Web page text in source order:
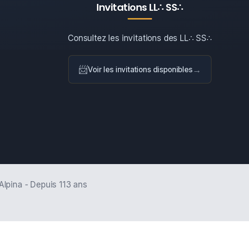
Invitations LL∴ SS∴
Consultez les invitations des LL∴ SS∴
📨Voir les invitations disponibles→
- Depuis 113 ans